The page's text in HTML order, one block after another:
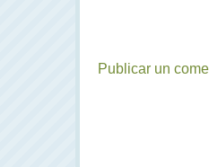
Publicar un